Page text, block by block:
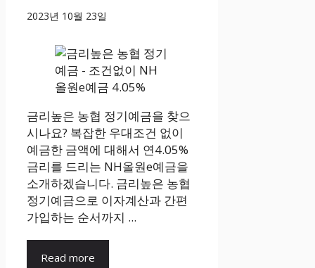
2023년 10월 23일
금리높은 농협 정기예금을 찾으
시나요? 복잡한 우대조건 없이
예금한 금액에 대해서 연4.05%
금리를 드리는 NH올원e예금을
소개하겠습니다. 금리높은 농협
정기예금으로 이자계산과 간편
가입하는 순서까지 ...
Read more